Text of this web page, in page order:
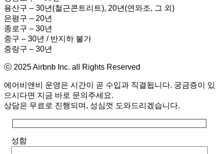
용산구 – 30년(철근콘트리트), 20년(연와조, 그 외)
은평구 – 20년
종로구 – 30년
중구 – 30년 / 반지하 불가
중랑구 – 30년
ⓒ 2025 Airbnb Inc. all Rights Reserved
에어비앤비 운영은 시간이 곧 수입과 직결됩니다. 궁금증이 있
으시다면 지금 바로 문의주세요.
상담은 무료로 진행되며, 성심껏 도와드리겠습니다.
성함